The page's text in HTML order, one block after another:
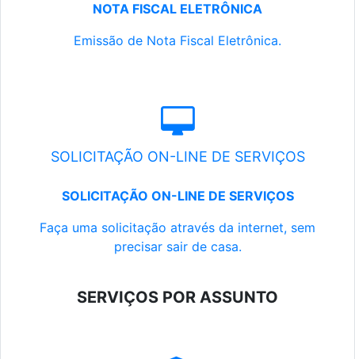
NOTA FISCAL ELETRÔNICA
Emissão de Nota Fiscal Eletrônica.
SOLICITAÇÃO ON-LINE DE SERVIÇOS
SOLICITAÇÃO ON-LINE DE SERVIÇOS
Faça uma solicitação através da internet, sem
precisar sair de casa.
SERVIÇOS POR ASSUNTO